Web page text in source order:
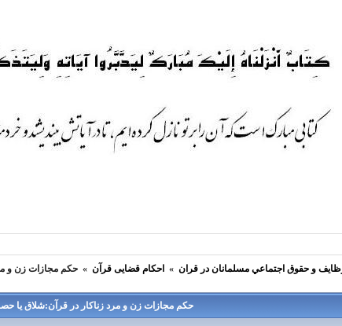
و حقوق اجتماعي مسلمانان در قران » احکام قضایی قرآن » حكم مجازات زن و
حكم مجازات زن و مرد زناکار در قرآن:شلاق يا